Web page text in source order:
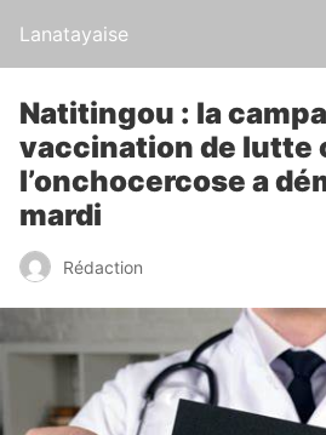
Lanatayaise
Natitingou : la
vaccination de lutte
l’onchocercose a
mardi
Rédaction